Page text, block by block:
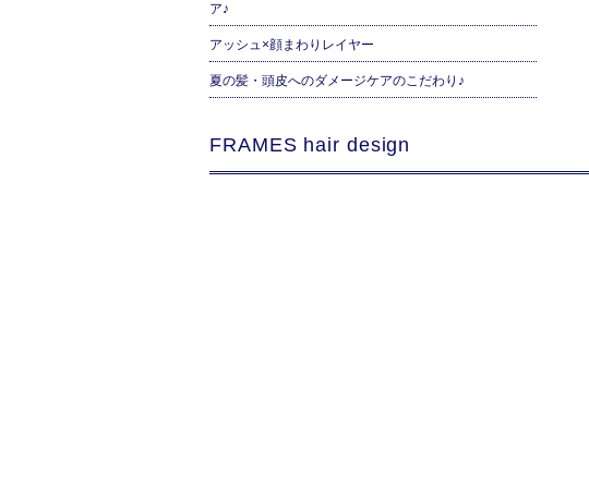
ア♪
アッシュ×顔まわりレイヤー
夏の髪・頭皮へのダメージケアのこだわり♪
FRAMES hair design